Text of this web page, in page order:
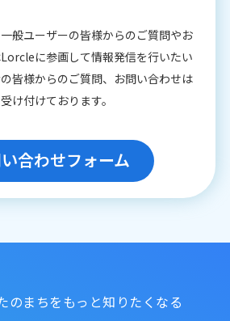
般ユーザーの皆様からのご質問やお
に参画して情報発信を⾏いたい
皆様からのご質問、お問い合わせは
け付けております。
合わせフォーム
のまちをもっと知りたくなる